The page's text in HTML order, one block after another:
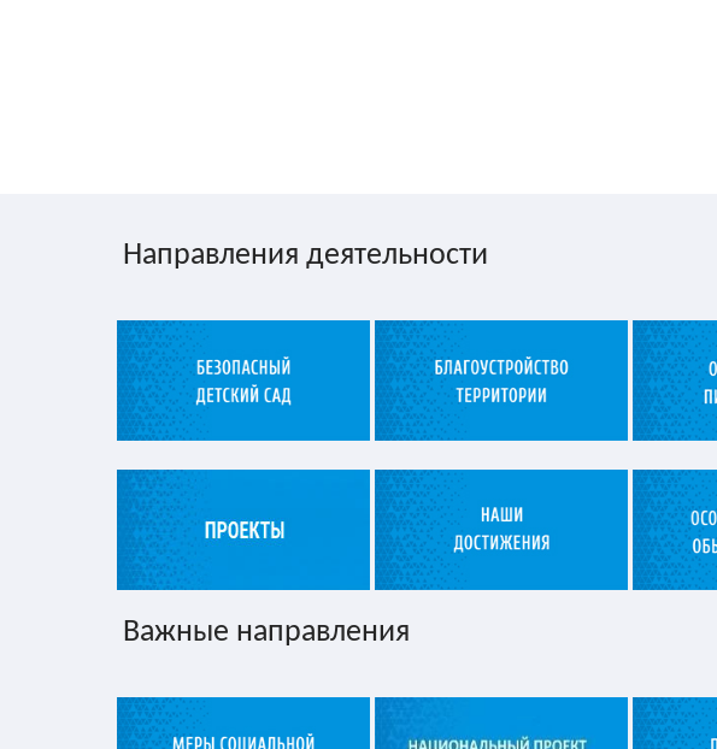
Направления деятельности
Важные направления